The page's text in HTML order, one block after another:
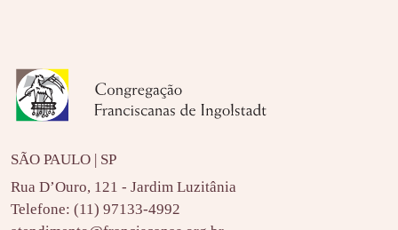
SÃO PAULO | SP
Rua D’Ouro, 121 - Jardim Luzitânia
Telefone: (11) 97133-4992